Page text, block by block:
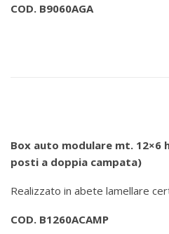
COD. B9060AGA
Box auto modulare mt. 12×6
posti a doppia campata)
Realizzato in abete lamellare
COD. B1260ACAMP